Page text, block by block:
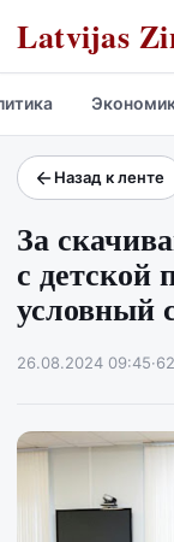
Latvijas
Проекты и сервисы
Прогноз погоды
Назад к ленте
За
с детской
условный
26.08.2024 09:45·